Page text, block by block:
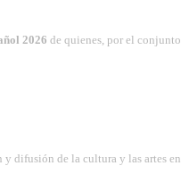
2026 de quienes, por el conjunto
y difusión de la cultura y las artes en